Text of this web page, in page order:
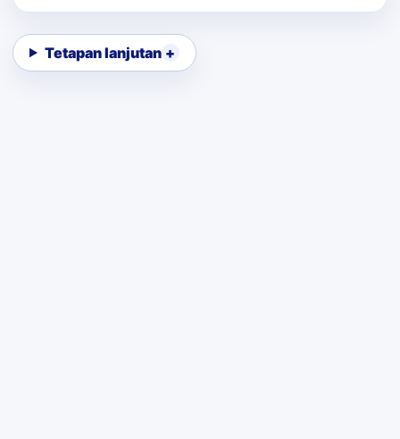
Tetapan lanjutan